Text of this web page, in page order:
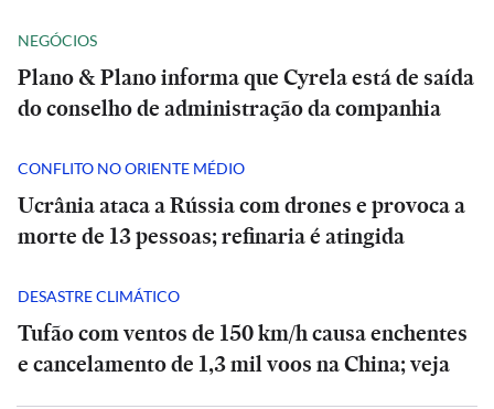
NEGÓCIOS
Plano & Plano informa que Cyrela está de saída
do conselho de administração da companhia
CONFLITO NO ORIENTE MÉDIO
Ucrânia ataca a Rússia com drones e provoca a
morte de 13 pessoas; refinaria é atingida
DESASTRE CLIMÁTICO
Tufão com ventos de 150 km/h causa enchentes
e cancelamento de 1,3 mil voos na China; veja